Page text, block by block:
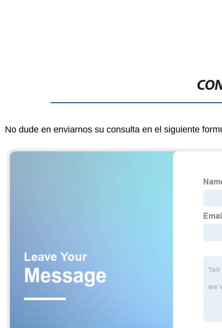
No dude en enviarnos su consulta en el siguiente